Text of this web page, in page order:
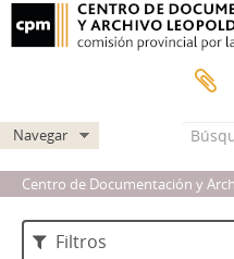
Navegar
Centro de Documentación y
Filtros